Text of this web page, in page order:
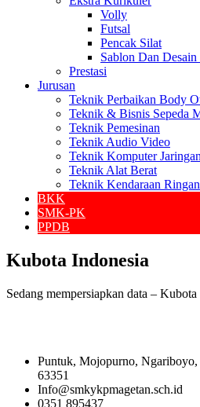
Volly
Futsal
Pencak Silat
Sablon Dan
Prestasi
Jurusan
Teknik Perbaikan Body
Teknik & Bisnis Sepeda
Teknik Pemesinan
Teknik Audio Video
Teknik Komputer Jaringan
Teknik Alat Berat
Teknik Kendaraan Ringan
BKK
SMK-PK
PPDB
Kubota Indonesia
Sedang mempersiapkan data –
Puntuk, Mojopurno, Ngariboyo,
63351
Info@smkykpmagetan.sch.id
0351 895437